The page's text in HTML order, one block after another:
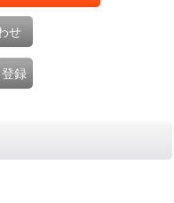
せ
録